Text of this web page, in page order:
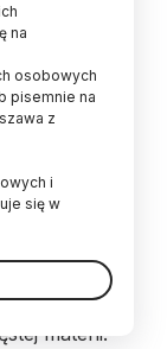
Ziemi.
mogą
planetoid.
się w
ich
być dla
Ziemi. To
materii.
na
osobowych
pisemnie na
z
i
się w